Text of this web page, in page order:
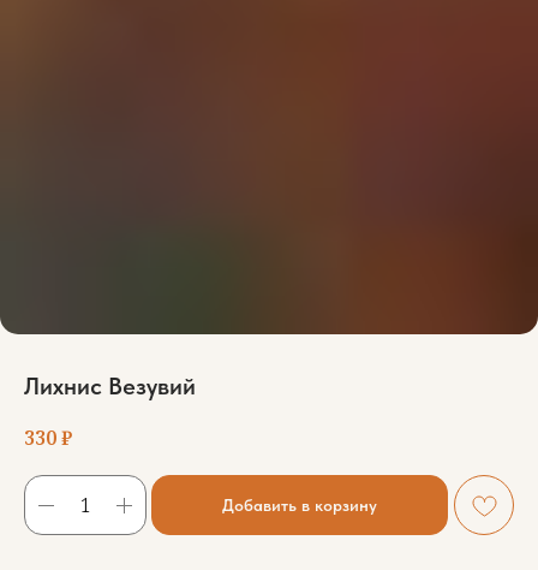
Лихнис Везувий
330₽
Добавить в корзину